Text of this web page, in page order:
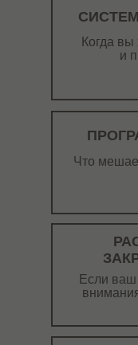
Когда вы
и
Что
Если ваш